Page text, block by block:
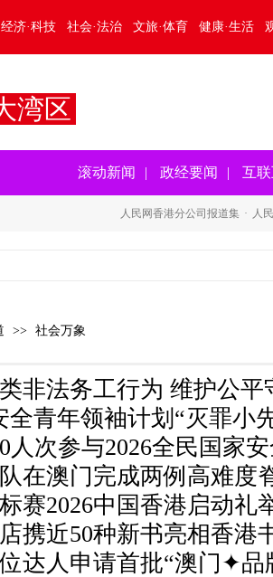
经济·科技 社会·法治 文旅·体育 健康·生活
湾区
滚动新闻 | 政经要闻 | 互
人民网香港分公司报道集 · 人
>> 社会万象
非法务工行为 维护公平
全青年领袖计划“灭罪小
人次参与2026全民国家
在澳门完成两例高难度
赛2026中国香港启动礼
携近50种新书亮相香港
达人申请首批“澳门✦品